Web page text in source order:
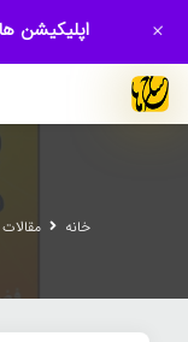
خانه مقالات
اپلیکیشن +